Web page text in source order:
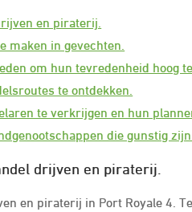
en piraterij.
maken in gevechten.
om hun tevredenheid hoog
te ontdekken.
te verkrijgen en hun
die gunstig
drijven en piraterij.
en piraterij in Port Royale 4.